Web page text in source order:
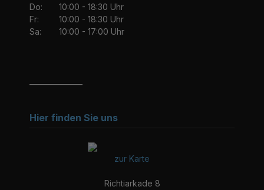
Do:
10:00 - 18:30 Uhr
Fr:
10:00 - 18:30 Uhr
Sa:
10:00 - 17:00 Uhr
Hier finden Sie uns
zur Karte
Richtiarkade 8